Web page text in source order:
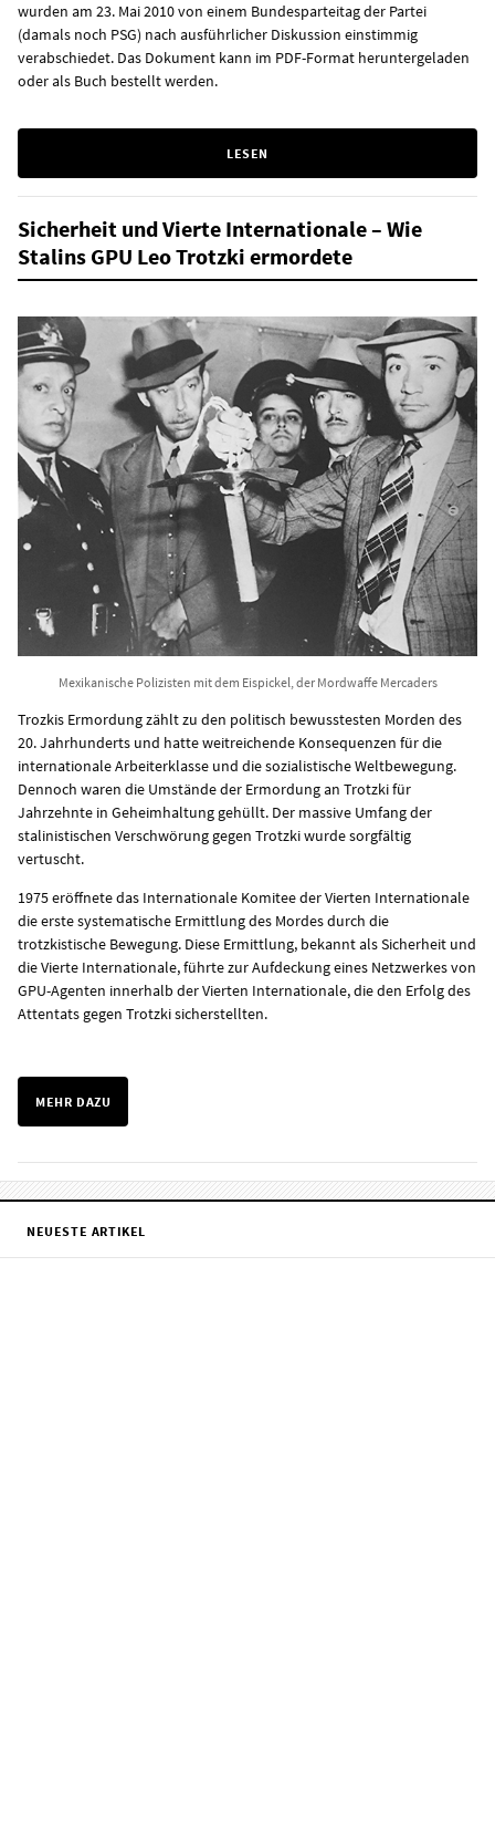
wurden am 23. Mai 2010 von einem Bundesparteitag der Partei
(damals noch PSG) nach ausführlicher Diskussion einstimmig
verabschiedet. Das Dokument kann im PDF-Format heruntergeladen
oder als Buch bestellt werden.
LESEN
Sicherheit und Vierte Internationale – Wie
Stalins GPU Leo Trotzki ermordete
Mexikanische Polizisten mit dem Eispickel, der Mordwaffe Mercaders
Trozkis Ermordung zählt zu den politisch bewusstesten Morden des
20. Jahrhunderts und hatte weitreichende Konsequenzen für die
internationale Arbeiterklasse und die sozialistische Weltbewegung.
Dennoch waren die Umstände der Ermordung an Trotzki für
Jahrzehnte in Geheimhaltung gehüllt. Der massive Umfang der
stalinistischen Verschwörung gegen Trotzki wurde sorgfältig
vertuscht.
1975 eröffnete das Internationale Komitee der Vierten Internationale
die erste systematische Ermittlung des Mordes durch die
trotzkistische Bewegung. Diese Ermittlung, bekannt als Sicherheit und
die Vierte Internationale, führte zur Aufdeckung eines Netzwerkes von
GPU-Agenten innerhalb der Vierten Internationale, die den Erfolg des
Attentats gegen Trotzki sicherstellten.
MEHR DAZU
NEUESTE ARTIKEL